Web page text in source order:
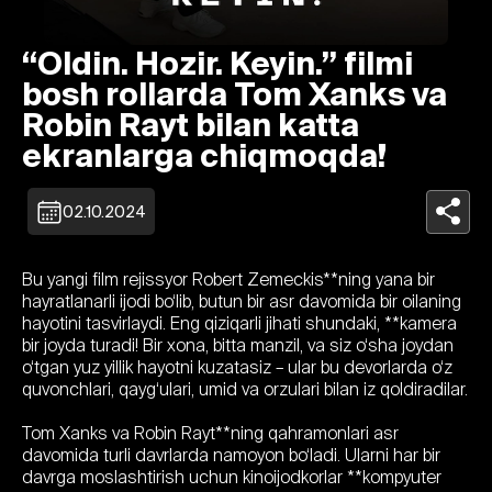
“Oldin. Hozir. Keyin.” filmi
bosh rollarda Tom Xanks va
Robin Rayt bilan katta
ekranlarga chiqmoqda!
02.10.2024
Bu yangi film rejissyor Robert Zemeckis**ning yana bir
hayratlanarli ijodi bo‘lib, butun bir asr davomida bir oilaning
hayotini tasvirlaydi. Eng qiziqarli jihati shundaki, **kamera
bir joyda turadi! Bir xona, bitta manzil, va siz o‘sha joydan
o‘tgan yuz yillik hayotni kuzatasiz – ular bu devorlarda o‘z
quvonchlari, qayg‘ulari, umid va orzulari bilan iz qoldiradilar.
Tom Xanks va Robin Rayt**ning qahramonlari asr
davomida turli davrlarda namoyon bo‘ladi. Ularni har bir
davrga moslashtirish uchun kinoijodkorlar **kompyuter